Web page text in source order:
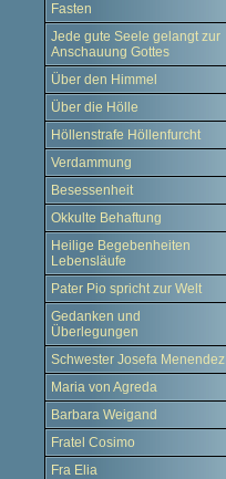
Fasten
Jede gute Seele gelangt zur
Anschauung Gottes
Über den Himmel
Über die Hölle
Höllenstrafe Höllenfurcht
Verdammung
Besessenheit
Okkulte Behaftung
Heilige Begebenheiten
Lebensläufe
Pater Pio spricht zur Welt
Gedanken und
Überlegungen
Schwester Josefa Menendez
Maria von Agreda
Barbara Weigand
Fratel Cosimo
Fra Elia